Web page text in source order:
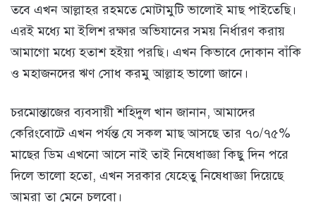
তবে এখন আল্লাহর রহমতে মোটামুটি ভালোই মাছ পাইতেছি।
এরই মধ্যে মা ইলিশ রক্ষার অভিযানের সময় নির্ধারণ করায়
আমাগো মধ্যে হতাশ হইয়া পরছি। এখন কিভাবে দোকান বাঁকি
ও মহাজনদের ঋণ সোধ করমু আল্লাহ ভালো জানে।
চরমোন্তাজের ব্যবসায়ী শহিদুল খান জানান, আমাদের
কেরিংবোটে এখন পর্যন্ত যে সকল মাছ আসছে তার ৭০/৭৫%
মাছের ডিম এখনো আসে নাই তাই নিষেধাজ্ঞা কিছু দিন পরে
দিলে ভালো হতো, এখন সরকার যেহেতু নিষেধাজ্ঞা দিয়েছে
আমরা তা মেনে চলবো।